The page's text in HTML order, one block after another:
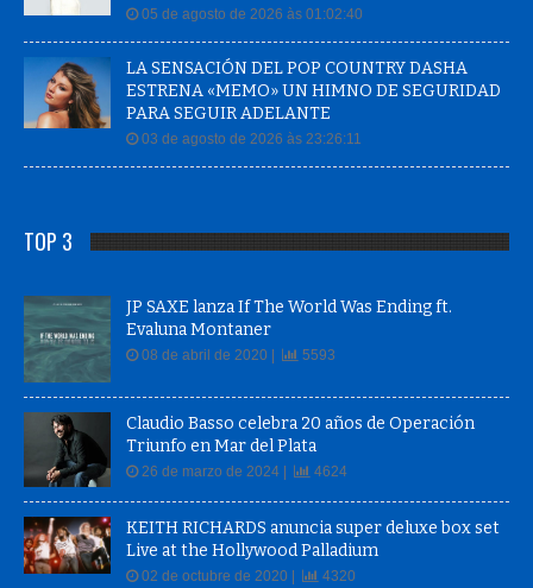
05 de agosto de 2026 às 01:02:40
LA SENSACIÓN DEL POP COUNTRY DASHA
ESTRENA «MEMO» UN HIMNO DE SEGURIDAD
PARA SEGUIR ADELANTE
03 de agosto de 2026 às 23:26:11
TOP 3
JP SAXE lanza If The World Was Ending ft.
Evaluna Montaner
08 de abril de 2020 | 5593
Claudio Basso celebra 20 años de Operación
Triunfo en Mar del Plata
26 de marzo de 2024 | 4624
KEITH RICHARDS anuncia super deluxe box set
Live at the Hollywood Palladium
02 de octubre de 2020 | 4320